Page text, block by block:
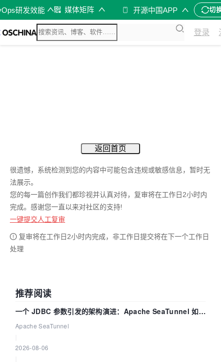
研发效能 媒体矩阵 开源中国APP 切
登录
返回首页
很遗憾，系统检测到您的内容中可能包含违规或敏感信息，暂时无
法展示。
您的每一篇创作我们都珍视并认真对待，复审将在工作日2小时内
完成。感谢您一直以来对社区的支持!
一键提交人工复审
复审将在工作日2小时内完成，非工作日提交将在下一个工作日
处理
推荐阅读
一个 JDBC 参数引发的架构演进：Apache SeaTunnel 如何
解决数据同步中的“定时 Flush”难题
Apache SeaTunnel
2026-08-06